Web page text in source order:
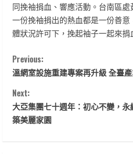
同挽袖捐血、響應活動。台南區
一份挽袖捐出的熱血都是一份善
體狀況許可下，挽起袖子一起來捐
C
o
n
t
Previous:
溫網室設施重建專案再升級 全臺
Next:
大亞集團七十週年：初心不變，
築美麗家園